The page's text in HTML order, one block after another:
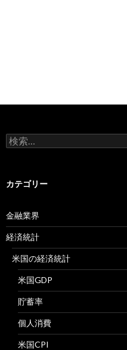
検
索:
カテゴリー
金融業界
経済統計
米国の経済統計
米国GDP
貯蓄率
個人消費
米国CPI